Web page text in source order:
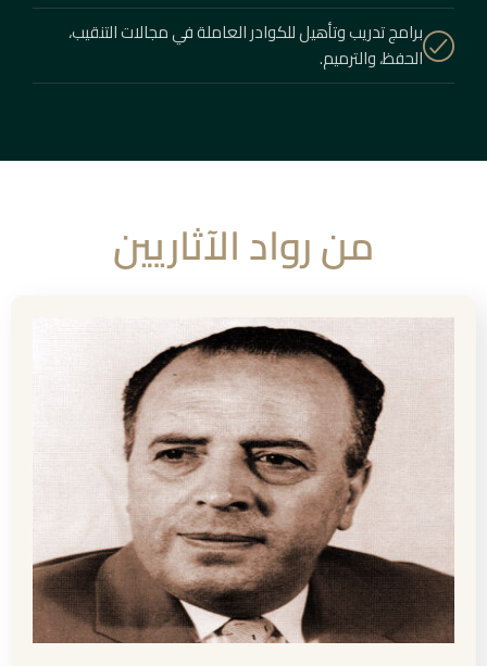
برامج تدريب وتأهيل للكوادر العاملة في مجالات التنقيب،
الحفظ، والترميم.
من رواد الآثاريين